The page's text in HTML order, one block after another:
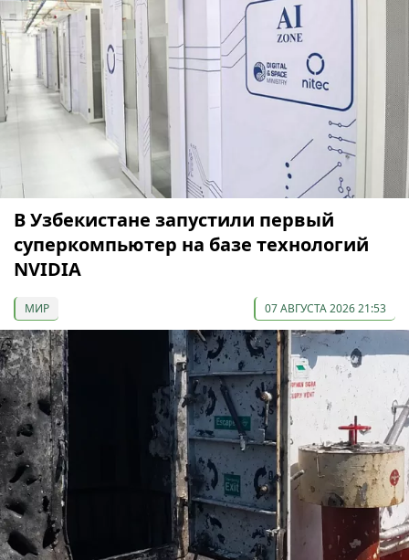
В Узбекистане запустили первый
суперкомпьютер на базе технологий
NVIDIA
МИР 07 АВГУСТА 2026 21:53